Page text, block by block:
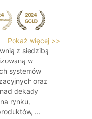
Pokaż więcej >>
z siedzibą
w
systemów
oraz
dekady
rynku,
...